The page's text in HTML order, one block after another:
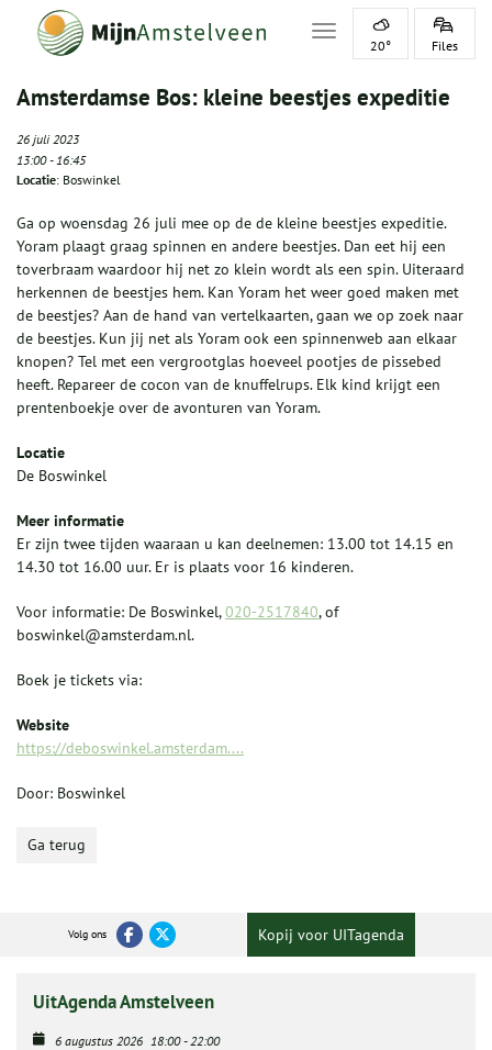
Toggle navigation
20° Files
Amsterdamse Bos: kleine beestjes expeditie
26 juli 2023
13:00-16:45
Locatie: Boswinkel
Ga op woensdag 26 juli mee op de de kleine beestjes expeditie.
Yoram plaagt graag spinnen en andere beestjes. Dan eet hij een
toverbraam waardoor hij net zo klein wordt als een spin. Uiteraard
herkennen de beestjes hem. Kan Yoram het weer goed maken met
de beestjes? Aan de hand van vertelkaarten, gaan we op zoek naar
de beestjes. Kun jij net als Yoram ook een spinnenweb aan elkaar
knopen? Tel met een vergrootglas hoeveel pootjes de pissebed
heeft. Repareer de cocon van de knuffelrups. Elk kind krijgt een
prentenboekje over de avonturen van Yoram.
Locatie
De Boswinkel
Meer informatie
Er zijn twee tijden waaraan u kan deelnemen: 13.00 tot 14.15 en
14.30 tot 16.00 uur. Er is plaats voor 16 kinderen.
Voor informatie: De Boswinkel,020-2517840, of
boswinkel@amsterdam.nl.
Boek je tickets via:
Website
https://deboswinkel.amsterdam....
Door: Boswinkel
Ga terug
Volg ons Kopij voor UITagenda
UitAgenda Amstelveen
6 augustus 2026 18:00-22:00